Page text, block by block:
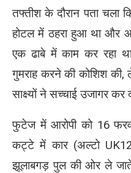
तफ्तीश के दौरान पता चला
होटल में ठहरा हुआ था और
एक ढाबे में काम कर रहा
गुमराह करने की कोशिश
साक्ष्यों ने सच्चाई उजागर कर
फुटेज में आरोपी को 16
कट्टे में कार (अल्टो
झूलाबगड़ पुल की ओर ले